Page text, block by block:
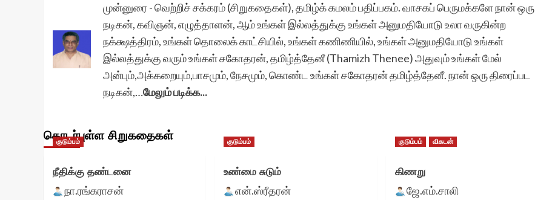
முன்னுரை - வெற்றிச் சக்கரம் (சிறுகதைகள்), தமிழ்க் கமலம் பதிப்பகம். வாசகப் பெருமக்களே நான் ஒரு
நடிகன், கவிஞன், எழுத்தாளன், ஆம் உங்கள் இல்லத்துக்கு உங்கள் அனுமதியோடு உலா வருகின்ற
நக்க்ஷத்திரம், உங்கள் தொலைக் காட்சியில், உங்கள் கணிணியில், உங்கள் அனுமதியோடு உங்கள்
இல்லத்துக்கு வரும் உங்கள் சகோதரன், தமிழ்த்தேனீ (Thamizh Thenee) அதுவும் உங்கள் மேல்
அன்பும்,அக்கறையும்,பாசமும், நேசமும், கொண்ட உங்கள் சகோதரன் தமிழ்த்தேனீ. நான் ஒரு திரைப்பட
நடிகன்,…மேலும் படிக்க...
தொடர்புள்ள சிறுகதைகள்
குடும்பம்
நீதிக்கு தண்டனை
நா.ரங்கராசன்
குடும்பம்
உண்மை சுடும்
என்.ஸ்ரீதரன்
குடும்பம் விகடன்
கிணறு
ஜே.எம்.சாலி